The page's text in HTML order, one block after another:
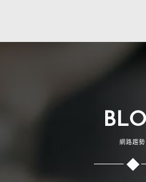
網路趨勢